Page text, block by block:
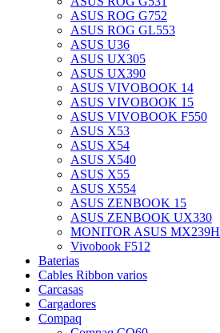
ASUS ROG G752
ASUS ROG GL553
ASUS U36
ASUS UX305
ASUS UX390
ASUS VIVOBOOK 14
ASUS VIVOBOOK 15
ASUS VIVOBOOK F550
ASUS X53
ASUS X54
ASUS X540
ASUS X55
ASUS X554
ASUS ZENBOOK 15
ASUS ZENBOOK UX330
MONITOR ASUS MX239H
Vivobook F512
Baterias
Cables Ribbon varios
Carcasas
Cargadores
Compaq